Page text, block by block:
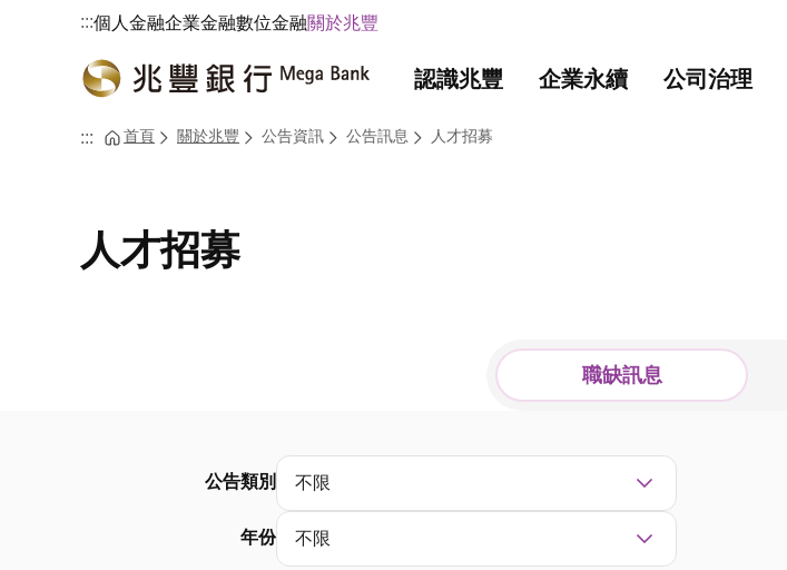
:::個人金融企業金融數位金融關於兆豐
認識兆豐 企業永續 公司治理
::: 首頁 關於兆豐 公告資訊 公告訊息 人才招募
人才招募
職缺訊息
公告類別 不限
年份 不限